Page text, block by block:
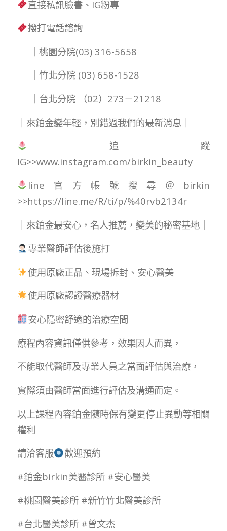
直接私訊臉書、IG粉專
撥打電話諮詢
｜桃園分院(03) 316-5658
｜竹北分院 (03) 658-1528
｜台北分院 （02）273－21218
｜來鉑金變年輕，別錯過我們的最新消息｜
追蹤
IG>>www.instagram.com/birkin_beauty
line 官方帳號搜尋＠birkin
>>https://line.me/R/ti/p/%40rvb2134r
｜來鉑金最安心，名人推薦，變美的秘密基地｜
專業醫師評估後施打
使用原廠正品、現場拆封、安心醫美
使用原廠認證醫療器材
安心隱密舒適的治療空間
療程內容資訊僅供參考，效果因人而異，
不能取代醫師及專業人員之當面評估與治療，
實際須由醫師當面進行評估及溝通而定。
以上課程內容鉑金隨時保有變更停止異動等相關
權利
請洽客服
歡迎預約
#鉑金birkin美醫診所 #安心醫美
#桃園醫美診所 #新竹竹北醫美診所
#台北醫美診所 #曾文杰